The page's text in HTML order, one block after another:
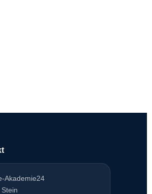
Akademie24